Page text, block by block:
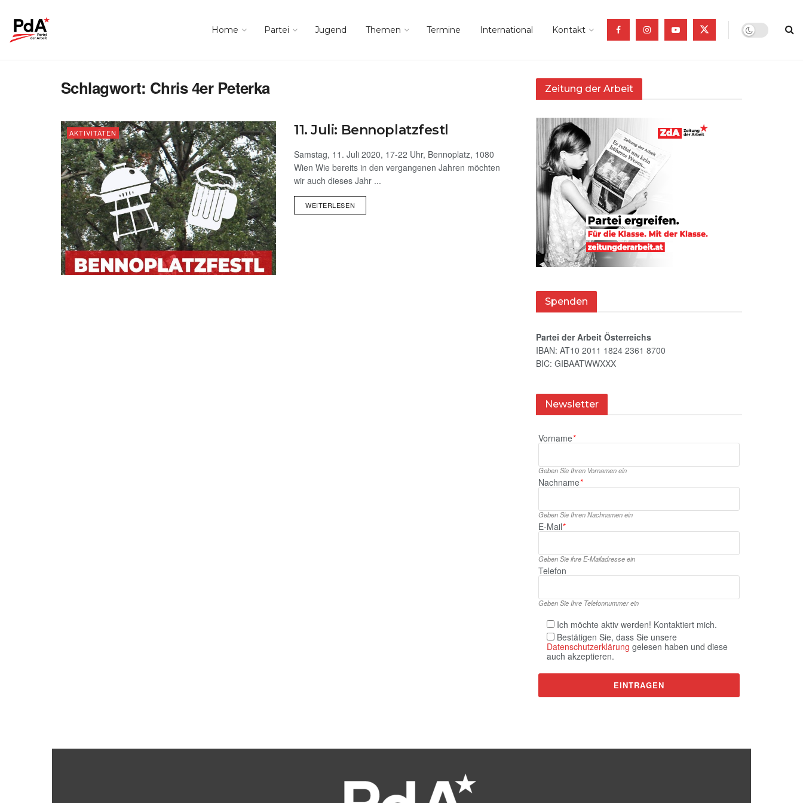
Home Partei Jugend Themen Termine International Kontakt
Schlagwort: Chris 4er Peterka
AKTIVITÄTEN 11. Juli: Bennoplatzfestl
Samstag, 11. Juli 2020, 17-22 Uhr, Bennoplatz, 1080
Wien Wie bereits in den vergangenen Jahren möchten
wir auch dieses Jahr ...
WEITERLESEN
Zeitung der Arbeit
Spenden
Partei der Arbeit Österreichs
IBAN: AT10 2011 1824 2361 8700
BIC: GIBAATWWXXX
Newsletter
Vorname*
Geben Sie Ihren Vornamen ein
Nachname*
Geben Sie Ihren Nachnamen ein
E‑Mail*
Geben Sie ihre E‑Mailadresse ein
Telefon
Geben Sie Ihre Telefonnummer ein
Ich möchte aktiv werden! Kontaktiert mich.
Bestätigen Sie, dass Sie unsere
Datenschutzerklärung gelesen haben und diese
auch akzeptieren.